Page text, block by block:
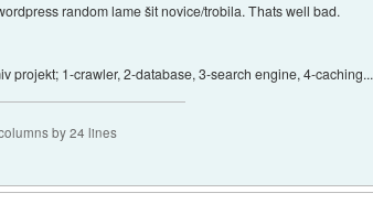
random lame šit novice/trobila. Thats well bad.
projekt; 1-crawler, 2-database, 3-search engine, 4-caching...
by 24 lines